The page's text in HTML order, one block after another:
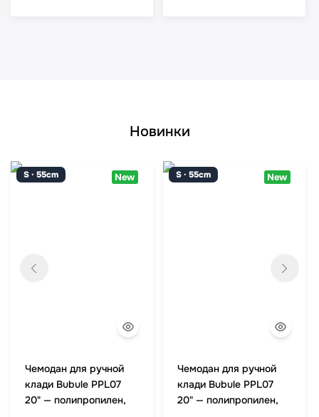
Новинки
S · 55cm New
Чемодан для ручной
клади Bubule PPL07
20" — полипропилен,
S · 55cm New
Чемодан для ручной
клади Bubule PPL07
20" — полипропилен,